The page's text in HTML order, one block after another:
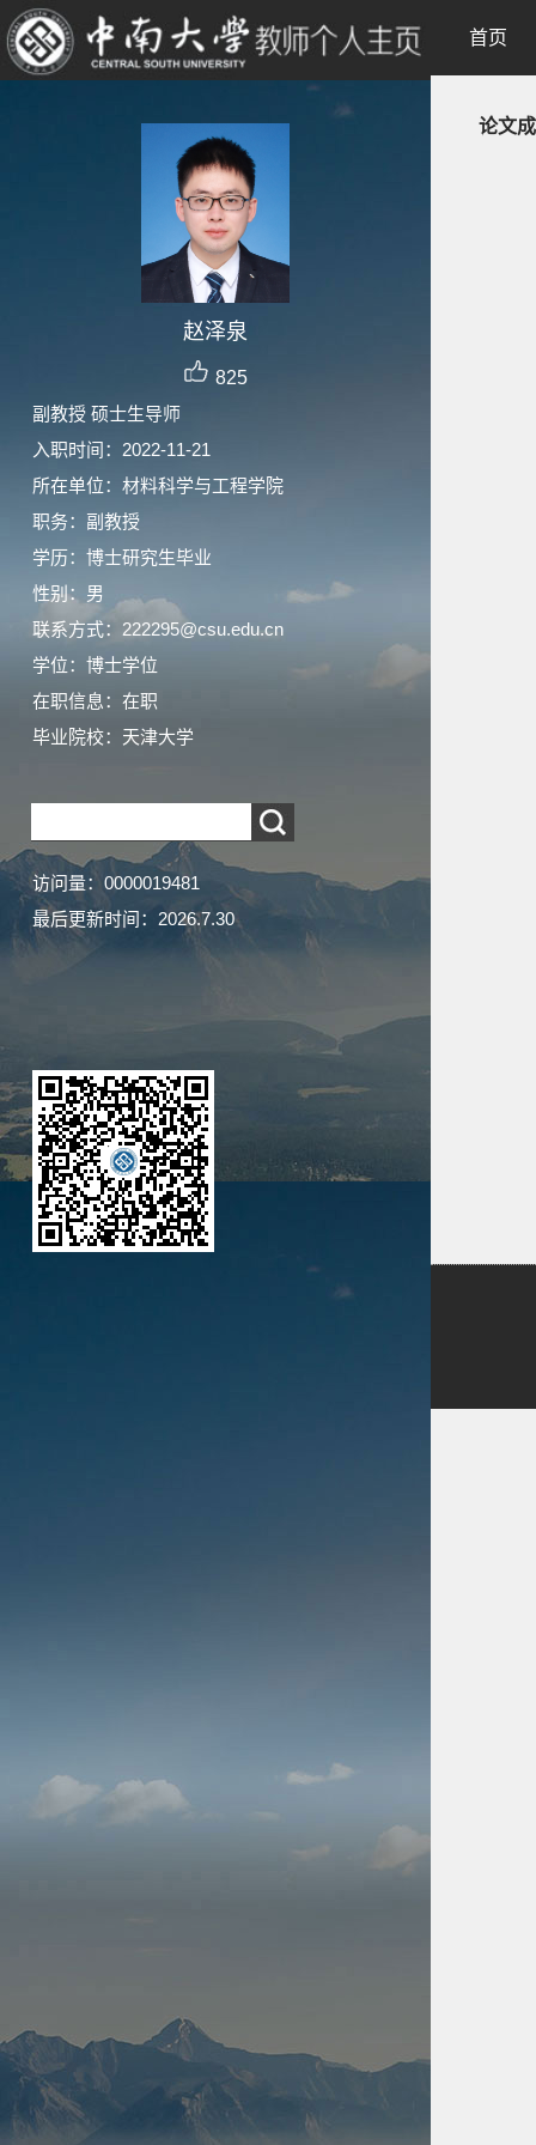
赵泽泉
825
副教授 硕士生导师
入职时间：2022-11-21
所在单位：材料科学与工程学院
职务：副教授
学历：博士研究生毕业
性别：男
联系方式：222295@csu.edu.cn
学位：博士学位
在职信息：在职
毕业院校：天津大学
访问量： 0000019481
最后更新时间： 2026.7.30
首页
论文